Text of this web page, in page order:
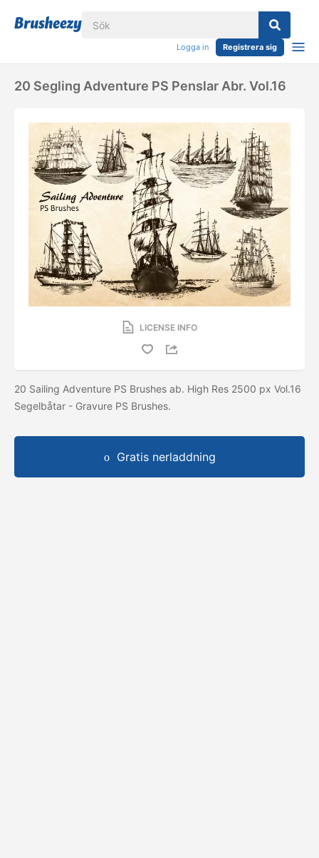
Logga in Registrera sig
20 Segling Adventure PS Penslar Abr. Vol.16
LICENSE INFO
20 Sailing Adventure PS Brushes ab. High Res 2500 px Vol.16
Segelbåtar - Gravure PS Brushes.
Gratis nerladdning